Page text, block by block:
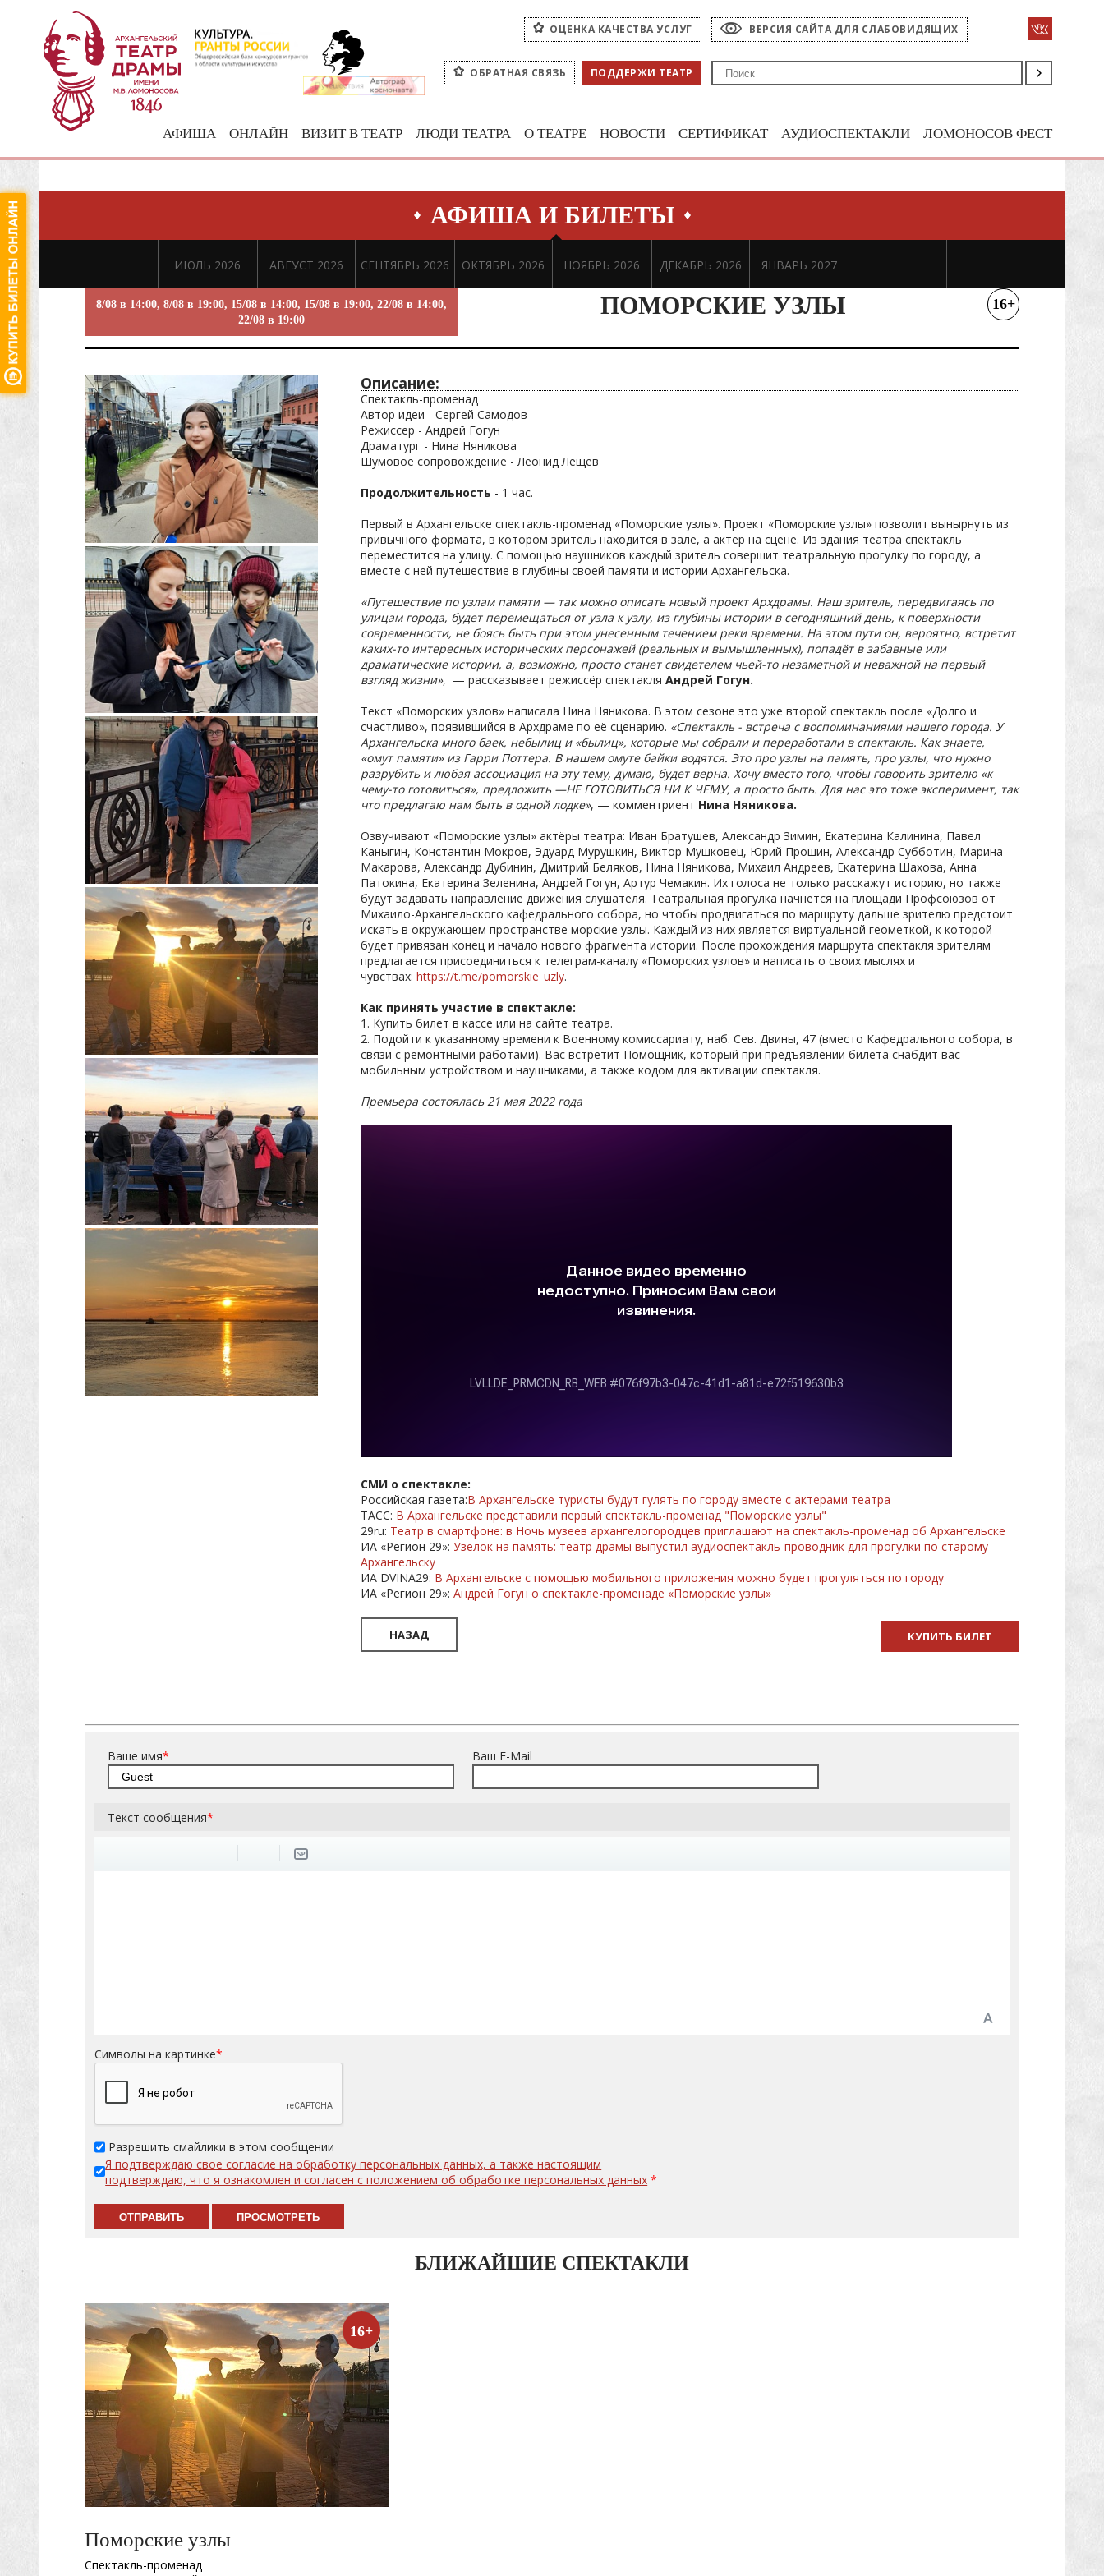
ОЦЕНКА КАЧЕСТВА УСЛУГ ВЕРСИЯ САЙТА ДЛЯ СЛАБОВИДЯЩИХ
ОБРАТНАЯ СВЯЗЬ ПОДДЕРЖИ ТЕАТР
АФИША ОНЛАЙН ВИЗИТ В ТЕАТР ЛЮДИ ТЕАТРА О ТЕАТРЕ НОВОСТИ СЕРТИФИКАТ АУДИОСПЕКТАКЛИ ЛОМОНОСОВ ФЕСТ
АФИША И БИЛЕТЫ
ИЮЛЬ 2026 АВГУСТ 2026 СЕНТЯБРЬ 2026 ОКТЯБРЬ 2026 НОЯБРЬ 2026 ДЕКАБРЬ 2026 ЯНВАРЬ 2027
8/08 в 14:00, 8/08 в 19:00, 15/08 в 14:00, 15/08 в 19:00, 22/08 в 14:00,
22/08 в 19:00
ПОМОРСКИЕ УЗЛЫ 16+
Описание:
Спектакль-променад
Автор идеи - Сергей Самодов
Режиссер - Андрей Гогун
Драматург - Нина Няникова
Шумовое сопровождение - Леонид Лещев
Продолжительность - 1 час.
Первый в Архангельске спектакль-променад «Поморские узлы». Проект «Поморские узлы» позволит вынырнуть из
привычного формата, в котором зритель находится в зале, а актёр на сцене. Из здания театра спектакль
переместится на улицу. С помощью наушников каждый зритель совершит театральную прогулку по городу, а
вместе с ней путешествие в глубины своей памяти и истории Архангельска.
«Путешествие по узлам памяти — так можно описать новый проект Архдрамы. Наш зритель, передвигаясь по
улицам города, будет перемещаться от узла к узлу, из глубины истории в сегодняшний день, к поверхности
современности, не боясь быть при этом унесенным течением реки времени. На этом пути он, вероятно, встретит
каких-то интересных исторических персонажей (реальных и вымышленных), попадёт в забавные или
драматические истории, а, возможно, просто станет свидетелем чьей-то незаметной и неважной на первый
взгляд жизни», — рассказывает режиссёр спектакля Андрей Гогун.
Текст «Поморских узлов» написала Нина Няникова. В этом сезоне это уже второй спектакль после «Долго и
счастливо», появившийся в Архдраме по её сценарию. «Спектакль - встреча с воспоминаниями нашего города. У
Архангельска много баек, небылиц и «былиц», которые мы собрали и переработали в спектакль. Как знаете,
«омут памяти» из Гарри Поттера. В нашем омуте байки водятся. Это про узлы на память, про узлы, что нужно
разрубить и любая ассоциация на эту тему, думаю, будет верна. Хочу вместо того, чтобы говорить зрителю «к
чему-то готовиться», предложить —НЕ ГОТОВИТЬСЯ НИ К ЧЕМУ, а просто быть. Для нас это тоже эксперимент, так
что предлагаю нам быть в одной лодке», — комментриент Нина Няникова.
Озвучивают «Поморские узлы» актёры театра: Иван Братушев, Александр Зимин, Екатерина Калинина, Павел
Каныгин, Константин Мокров, Эдуард Мурушкин, Виктор Мушковец, Юрий Прошин, Александр Субботин, Марина
Макарова, Александр Дубинин, Дмитрий Беляков, Нина Няникова, Михаил Андреев, Екатерина Шахова, Анна
Патокина, Екатерина Зеленина, Андрей Гогун, Артур Чемакин. Их голоса не только расскажут историю, но также
будут задавать направление движения слушателя. Театральная прогулка начнется на площади Профсоюзов от
Михаило-Архангельского кафедрального собора, но чтобы продвигаться по маршруту дальше зрителю предстоит
искать в окружающем пространстве морские узлы. Каждый из них является виртуальной геометкой, к которой
будет привязан конец и начало нового фрагмента истории. После прохождения маршрута спектакля зрителям
предлагается присоединиться к телеграм-каналу «Поморских узлов» и написать о своих мыслях и
чувствах: https://t.me/pomorskie_uzly.
Как принять участие в спектакле:
1. Купить билет в кассе или на сайте театра.
2. Подойти к указанному времени к Военному комиссариату, наб. Сев. Двины, 47 (вместо Кафедрального собора, в
связи с ремонтными работами). Вас встретит Помощник, который при предъявлении билета снабдит вас
мобильным устройством и наушниками, а также кодом для активации спектакля.
Премьера состоялась 21 мая 2022 года
СМИ о спектакле:
Российская газета:В Архангельске туристы будут гулять по городу вместе с актерами театра
ТАСС: В Архангельске представили первый спектакль-променад "Поморские узлы"
29ru: Театр в смартфоне: в Ночь музеев архангелогородцев приглашают на спектакль-променад об Архангельске
ИА «Регион 29»: Узелок на память: театр драмы выпустил аудиоспектакль-проводник для прогулки по старому
Архангельску
ИА DVINA29: В Архангельске с помощью мобильного приложения можно будет прогуляться по городу
ИА «Регион 29»: Андрей Гогун о спектакле-променаде «Поморские узлы»
НАЗАД КУПИТЬ БИЛЕТ
Ваше имя* Ваш E-Mail
Текст сообщения*
Символы на картинке*
Разрешить смайлики в этом сообщении
Я подтверждаю свое согласие на обработку персональных данных, а также настоящим
подтверждаю, что я ознакомлен и согласен с положением об обработке персональных данных *
БЛИЖАЙШИЕ СПЕКТАКЛИ
16+
Поморские узлы
Спектакль-променад